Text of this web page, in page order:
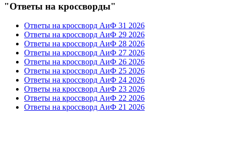
"Ответы на кроссворды"
Ответы на кроссворд АиФ 31 2026
Ответы на кроссворд АиФ 29 2026
Ответы на кроссворд АиФ 28 2026
Ответы на кроссворд АиФ 27 2026
Ответы на кроссворд АиФ 26 2026
Ответы на кроссворд АиФ 25 2026
Ответы на кроссворд АиФ 24 2026
Ответы на кроссворд АиФ 23 2026
Ответы на кроссворд АиФ 22 2026
Ответы на кроссворд АиФ 21 2026